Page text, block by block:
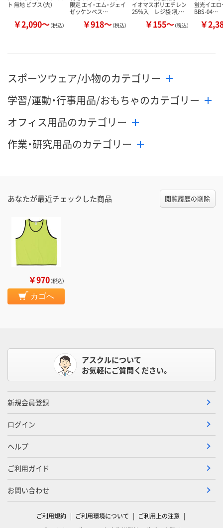
ト 無地 ビブス（大）
￥2,090～（税込）
限定 エイ・エム・ジェイ
ゼッケンベス…
￥918～（税込）
イオマスポリエチレン
25％入 レジ袋（乳…
￥155～（税込）
蛍光イエロ
BBS-04…
￥
スポーツウェア/小物のカテゴリー
学習/運動・行事用品/おもちゃのカテゴリー
オフィス用品のカテゴリー
作業・研究用品のカテゴリー
あなたが最近チェックした商品 閲覧履歴の削除
￥970（税込）
カゴへ
アスクルについて
お気軽にご質問ください。
新規会員登録
ログイン
ヘルプ
ご利用ガイド
お問い合わせ
ご利用規約 ご利用環境について
ご利用上の注意